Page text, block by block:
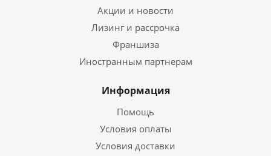
Акции и новости
Лизинг и рассрочка
Франшиза
Иностранным партнерам
Информация
Помощь
Условия оплаты
Условия доставки